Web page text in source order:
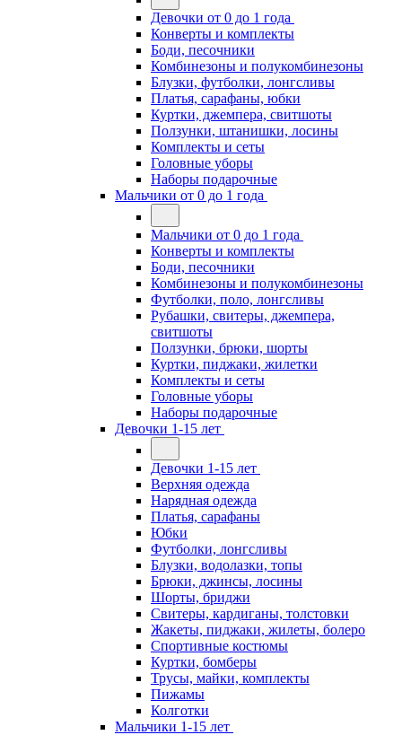
Девочки от 0 до 1 года
Конверты и комплекты
Боди, песочники
Комбинезоны и полукомбинезоны
Блузки, футболки, лонгсливы
Платья, сарафаны, юбки
Куртки, джемпера, свитшоты
Ползунки, штанишки, лосины
Комплекты и сеты
Головные уборы
Наборы подарочные
Мальчики от 0 до 1 года
Мальчики от 0 до 1 года
Конверты и комплекты
Боди, песочники
Комбинезоны и полукомбинезоны
Футболки, поло, лонгсливы
Рубашки, свитеры, джемпера,
свитшоты
Ползунки, брюки, шорты
Куртки, пиджаки, жилетки
Комплекты и сеты
Головные уборы
Наборы подарочные
Девочки 1-15 лет
Девочки 1-15 лет
Верхняя одежда
Нарядная одежда
Платья, сарафаны
Юбки
Футболки, лонгсливы
Блузки, водолазки, топы
Брюки, джинсы, лосины
Шорты, бриджи
Свитеры, кардиганы, толстовки
Жакеты, пиджаки, жилеты, болеро
Спортивные костюмы
Куртки, бомберы
Трусы, майки, комплекты
Пижамы
Колготки
Мальчики 1-15 лет